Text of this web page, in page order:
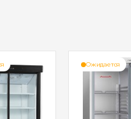
Ожидается